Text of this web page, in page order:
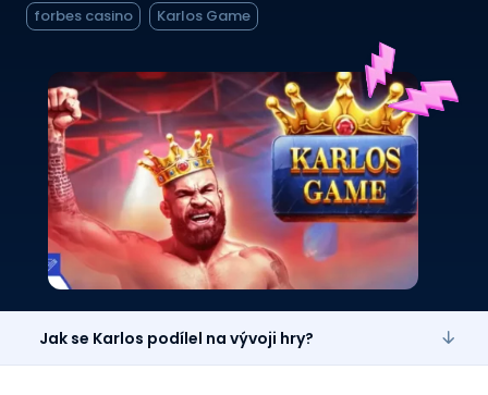
forbes casino Karlos Game
Jak se Karlos podílel na vývoji hry?